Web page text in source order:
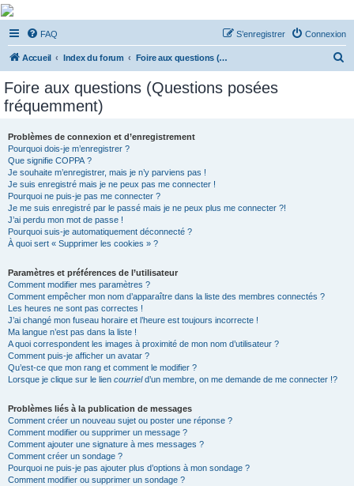
De Musicae Militari -
Forums
Forums de discussions
FAQ Connexion
S’enregistrer
Accueil Index du forum Foire aux questions (Questions posées fréquemment)
Foire aux questions (Questions posées
fréquemment)
Problèmes de connexion et d’enregistrement
Pourquoi dois-je m’enregistrer ?
Que signifie COPPA ?
Je souhaite m’enregistrer, mais je n’y parviens pas !
Je suis enregistré mais je ne peux pas me connecter !
Pourquoi ne puis-je pas me connecter ?
Je me suis enregistré par le passé mais je ne peux plus me connecter ?!
J’ai perdu mon mot de passe !
Pourquoi suis-je automatiquement déconnecté ?
À quoi sert « Supprimer les cookies » ?
Paramètres et préférences de l’utilisateur
Comment modifier mes paramètres ?
Comment empêcher mon nom d’apparaître dans la liste des membres connectés ?
Les heures ne sont pas correctes !
J’ai changé mon fuseau horaire et l’heure est toujours incorrecte !
Ma langue n’est pas dans la liste !
A quoi correspondent les images à proximité de mon nom d’utilisateur ?
Comment puis-je afficher un avatar ?
Qu’est-ce que mon rang et comment le modifier ?
Lorsque je clique sur le lien courrield’un membre, on me demande de me connecter !?
Problèmes liés à la publication de messages
Comment créer un nouveau sujet ou poster une réponse ?
Comment modifier ou supprimer un message ?
Comment ajouter une signature à mes messages ?
Comment créer un sondage ?
Pourquoi ne puis-je pas ajouter plus d’options à mon sondage ?
Comment modifier ou supprimer un sondage ?